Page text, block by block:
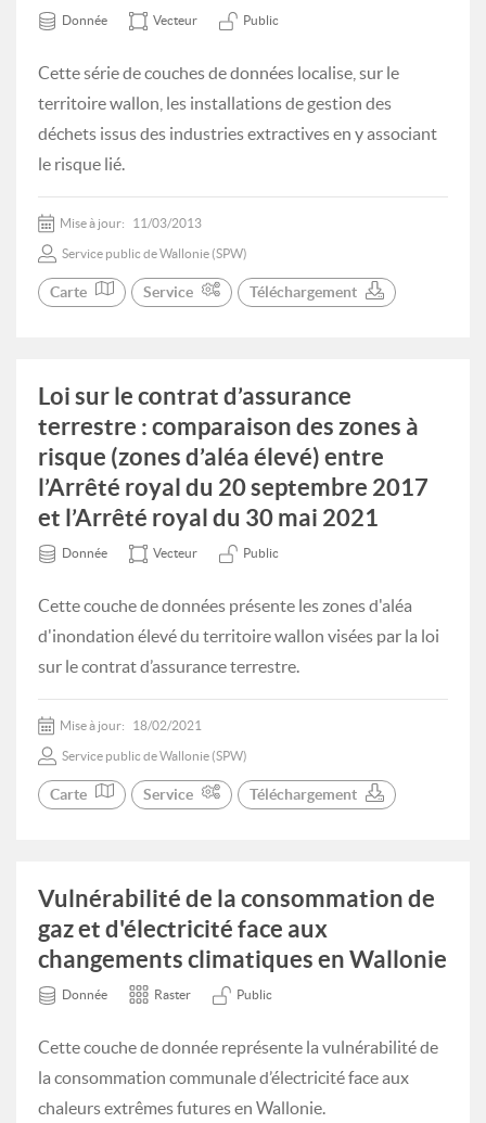
Donnée Vecteur Public
Cette série de couches de données localise, sur le
territoire wallon, les installations de gestion des
déchets issus des industries extractives en y associant
le risque lié.
Mise à jour: 11/03/2013
Service public de Wallonie (SPW)
Carte Service Téléchargement
Loi sur le contrat d’assurance
terrestre : comparaison des zones à
risque (zones d’aléa élevé) entre
l’Arrêté royal du 20 septembre 2017
et l’Arrêté royal du 30 mai 2021
Donnée Vecteur Public
Cette couche de données présente les zones d'aléa
d'inondation élevé du territoire wallon visées par la loi
sur le contrat d’assurance terrestre.
Mise à jour: 18/02/2021
Service public de Wallonie (SPW)
Carte Service Téléchargement
Vulnérabilité de la consommation de
gaz et d'électricité face aux
changements climatiques en Wallonie
Donnée Raster Public
Cette couche de donnée représente la vulnérabilité de
la consommation communale d’électricité face aux
chaleurs extrêmes futures en Wallonie.